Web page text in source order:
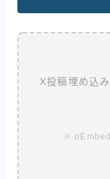
X投稿埋め込
※ oEmbed